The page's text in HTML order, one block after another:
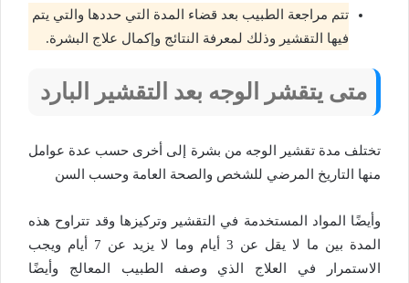
تتم مراجعة الطبيب بعد قضاء المدة التي حددها والتي يتم
فيها التقشير وذلك لمعرفة النتائج وإكمال علاج البشرة.
متى يتقشر الوجه بعد التقشير البارد
تختلف مدة تقشير الوجه من بشرة إلى أخرى حسب عدة عوامل
منها التاريخ المرضي للشخص والصحة العامة وحسب السن
وأيضًا المواد المستخدمة في التقشير وتركيزها وقد تتراوح هذه
المدة بين ما لا يقل عن 3 أيام وما لا يزيد عن 7 أيام ويجب
الاستمرار في العلاج الذي وصفه الطبيب المعالج وأيضًا